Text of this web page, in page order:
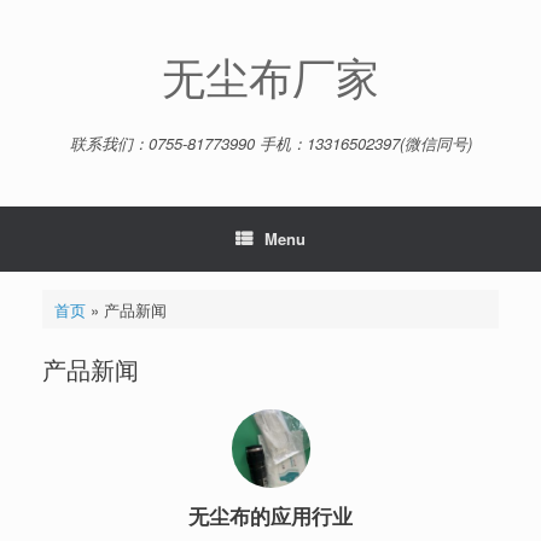
无尘布厂家
联系我们：0755-81773990 手机：13316502397(微信同号)
Menu
首页» 产品新闻
产品新闻
无尘布的应用行业